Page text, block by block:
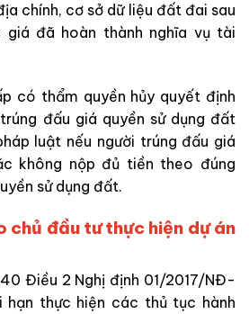
chính, cơ sở dữ liệu đất đai sau
giá đã hoàn thành nghĩa vụ tài
có thẩm quyền hủy quyết định
đấu giá quyền sử dụng đất
luật nếu người trúng đấu giá
không nộp đủ tiền theo đúng
sử dụng đất.
chủ đầu tư thực hiện dự án
Điều 2 Nghị định 01/2017/NĐ-
hạn thực hiện các thủ tục hành